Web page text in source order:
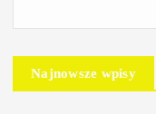
Najnowsze wpisy